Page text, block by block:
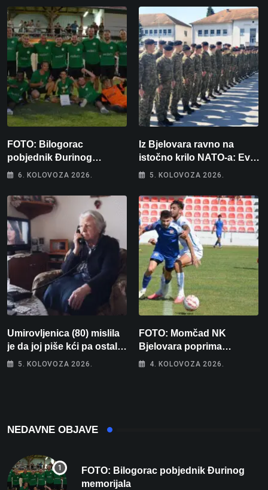
FOTO: Bilogorac
pobjednik Đurinog
memorijala
6. KOLOVOZA 2026.
Iz Bjelovara ravno na
istočno krilo NATO-a: Evo
kamo odlazi 82 hrvatska
5. KOLOVOZA 2026.
Umirovljenica (80) mislila
je da joj piše kći pa ostala
bez 1000 eura
5. KOLOVOZA 2026.
FOTO: Momčad NK
Bjelovara poprima
jesenski izgled
4. KOLOVOZA 2026.
NEDAVNE OBJAVE
FOTO: Bilogorac pobjednik Đurinog
memorijala